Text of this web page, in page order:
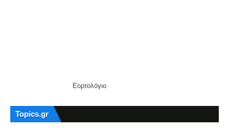
Εορτολόγιο
Topics.gr